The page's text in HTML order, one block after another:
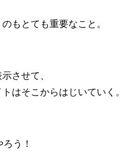
も とても重要なこと。
させて、
トはそこからはじいていく。
う！